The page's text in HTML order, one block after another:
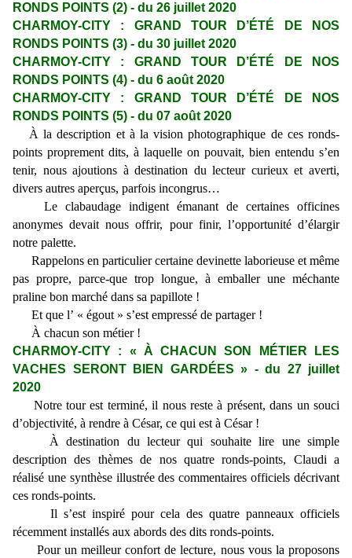
RONDS POINTS (2) - du 26 juillet 2020
CHARMOY-CITY : GRAND TOUR D’ÉTÉ DE NOS
RONDS POINTS (3) - du 30 juillet 2020
CHARMOY-CITY : GRAND TOUR D’ÉTÉ DE NOS
RONDS POINTS (4) - du 6 août 2020
CHARMOY-CITY : GRAND TOUR D’ÉTÉ DE NOS
RONDS POINTS (5) - du 07 août 2020
À la description et à la vision photographique de ces ronds-
points proprement dits, à laquelle on pouvait, bien entendu s’en
tenir, nous ajoutions à destination du lecteur curieux et averti,
divers autres aperçus, parfois incongrus…
Le clabaudage indigent émanant de certaines officines
anonymes devait nous offrir, pour finir, l’opportunité d’élargir
notre palette.
Rappelons en particulier certaine devinette laborieuse et même
pas propre, parce-que trop longue, à emballer une méchante
praline bon marché dans sa papillote !
Et que l’ « égout » s’est empressé de partager !
À chacun son métier !
CHARMOY-CITY : « À CHACUN SON MÉTIER LES
VACHES SERONT BIEN GARDÉES » - du 27 juillet
2020
Notre tour est terminé, il nous reste à présent, dans un souci
d’objectivité, à rendre à César, ce qui est à César !
À destination du lecteur qui souhaite lire une simple
description des thèmes de nos quatre ronds-points, Claudi a
réalisé une synthèse illustrée des commentaires officiels décrivant
ces ronds-points.
Il s’est inspiré pour cela des quatre panneaux officiels
récemment installés aux abords des dits ronds-points.
Pour un meilleur confort de lecture, nous vous la proposons